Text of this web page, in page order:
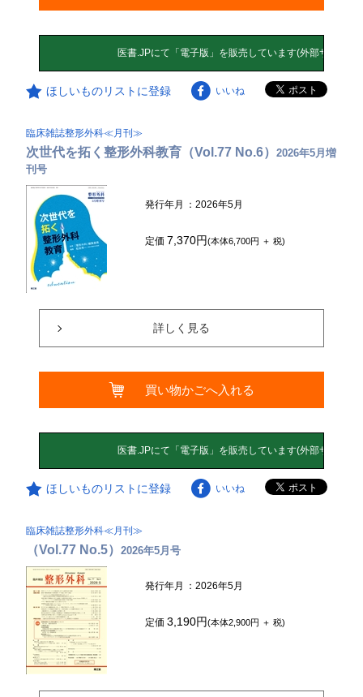
ほしいものリストに登録 いいね
臨床雑誌整形外科≪月刊≫
次世代を拓く整形外科教育（Vol.77 No.6）2026年5月増
刊号
発行年月 ：2026年5月
定価7,370円(本体6,700円 ＋ 税)
詳しく見る
買い物かごへ入れる
ほしいものリストに登録 いいね
臨床雑誌整形外科≪月刊≫
（Vol.77 No.5）2026年5月号
発行年月 ：2026年5月
定価3,190円(本体2,900円 ＋ 税)